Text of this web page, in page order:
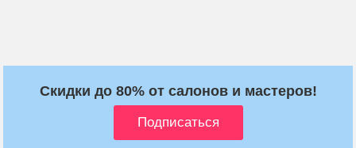
Скидки до 80% от салонов и мастеров!